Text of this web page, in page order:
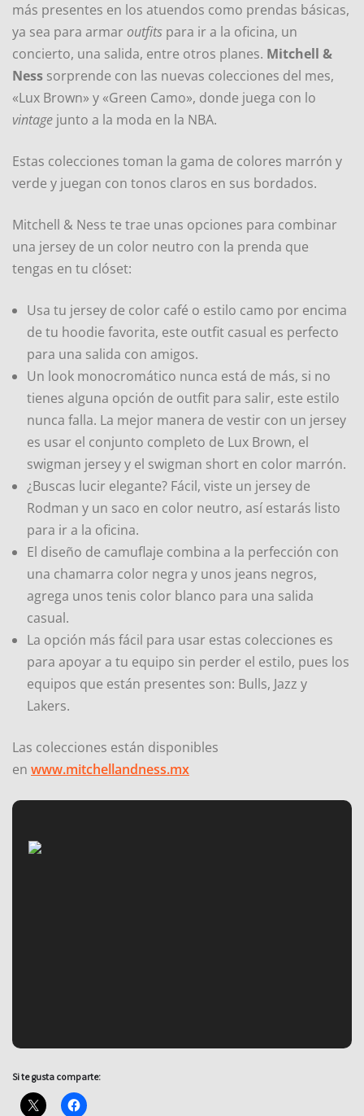
más presentes en los atuendos como prendas básicas,
ya sea para armar outfits para ir a la oficina, un
concierto, una salida, entre otros planes. Mitchell &
Ness sorprende con las nuevas colecciones del mes,
«Lux Brown» y «Green Camo», donde juega con lo
vintage junto a la moda en la NBA.
Estas colecciones toman la gama de colores marrón y
verde y juegan con tonos claros en sus bordados.
Mitchell & Ness te trae unas opciones para combinar
una jersey de un color neutro con la prenda que
tengas en tu clóset:
Usa tu jersey de color café o estilo camo por encima
de tu hoodie favorita, este outfit casual es perfecto
para una salida con amigos.
Un look monocromático nunca está de más, si no
tienes alguna opción de outfit para salir, este estilo
nunca falla. La mejor manera de vestir con un jersey
es usar el conjunto completo de Lux Brown, el
swigman jersey y el swigman short en color marrón.
¿Buscas lucir elegante? Fácil, viste un jersey de
Rodman y un saco en color neutro, así estarás listo
para ir a la oficina.
El diseño de camuflaje combina a la perfección con
una chamarra color negra y unos jeans negros,
agrega unos tenis color blanco para una salida
casual.
La opción más fácil para usar estas colecciones es
para apoyar a tu equipo sin perder el estilo, pues los
equipos que están presentes son: Bulls, Jazz y
Lakers.
Las colecciones están disponibles
en www.mitchellandness.mx
Si te gusta comparte: